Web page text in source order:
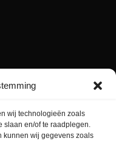
wij technologieën zoals
slaan en/of te raadplegen.
kunnen wij gegevens zoals